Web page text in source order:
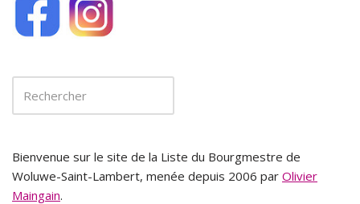
Bienvenue sur le site de la Liste du Bourgmestre de
Woluwe-Saint-Lambert, menée depuis 2006 par Olivier
Maingain.